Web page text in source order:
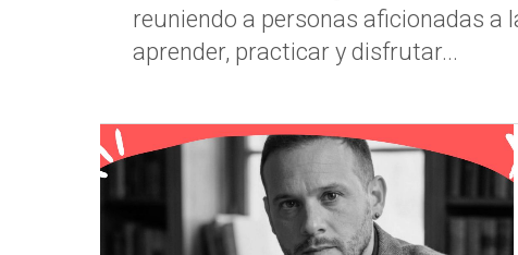
reuniendo a personas aficionadas a
aprender, practicar y disfrutar...